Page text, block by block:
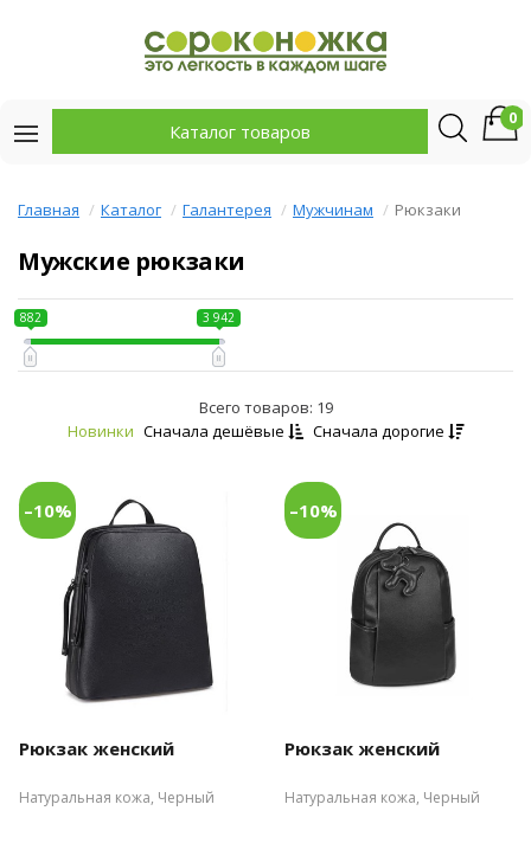
Каталог товаров
0
Главная Каталог Галантерея Мужчинам Рюкзаки
Мужские рюкзаки
882 3 942
Всего товаров: 19
Новинки Сначала дешёвые Сначала дорогие
–10%
Рюкзак женский
Натуральная кожа, Черный
–10%
Рюкзак женский
Натуральная кожа, Черный